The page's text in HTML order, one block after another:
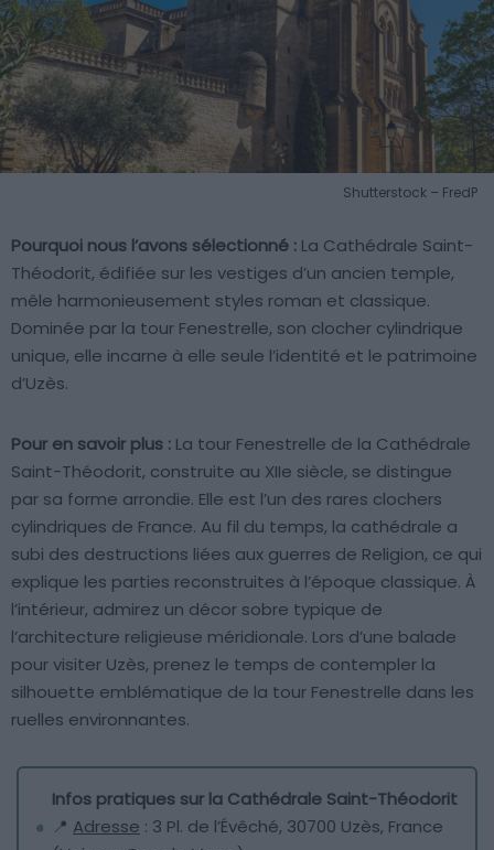
Shutterstock – FredP
Pourquoi nous l’avons sélectionné : La Cathédrale Saint-
Théodorit, édifiée sur les vestiges d’un ancien temple,
mêle harmonieusement styles roman et classique.
Dominée par la tour Fenestrelle, son clocher cylindrique
unique, elle incarne à elle seule l’identité et le patrimoine
d’Uzès.
Pour en savoir plus : La tour Fenestrelle de la Cathédrale
Saint-Théodorit, construite au XIIe siècle, se distingue
par sa forme arrondie. Elle est l’un des rares clochers
cylindriques de France. Au fil du temps, la cathédrale a
subi des destructions liées aux guerres de Religion, ce qui
explique les parties reconstruites à l’époque classique. À
l’intérieur, admirez un décor sobre typique de
l’architecture religieuse méridionale. Lors d’une balade
pour visiter Uzès, prenez le temps de contempler la
silhouette emblématique de la tour Fenestrelle dans les
ruelles environnantes.
Infos pratiques sur la Cathédrale Saint-Théodorit
📍 Adresse : 3 Pl. de l’Évêché, 30700 Uzès, France